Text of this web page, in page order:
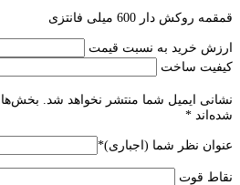
قمقمه روکش دار 600 میلی فانتزی
ارزش خرید به نسبت قیمت
کیفیت ساخت
نشانی ایمیل شما منتشر نخواهد شد.
شده‌اند *
عنوان نظر شما (اجباری)*
نقاط قوت